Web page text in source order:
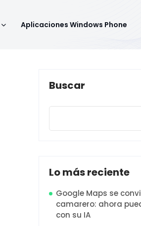
Aplicaciones Windows Phone
Buscar
Lo más reciente
Google Maps se
camarero: ahora
con su IA